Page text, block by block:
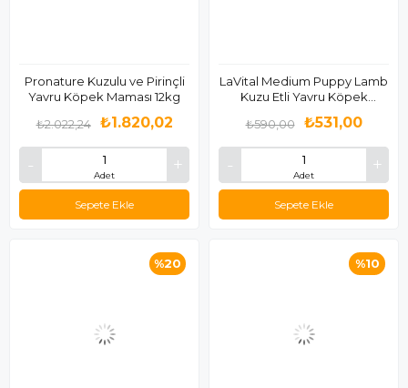
Pronature Kuzulu ve Pirinçli
Yavru Köpek Maması 12kg
Adet
₺1.820,02
₺2.022,24
Sepete Ekle
LaVital Medium Puppy Lamb
Kuzu Etli Yavru Köpek
Adet
₺531,00
₺590,00
Sepete Ekle
%20 %10